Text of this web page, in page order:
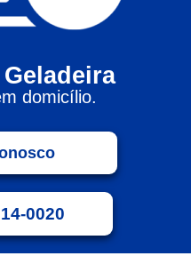
domicílio.
0020